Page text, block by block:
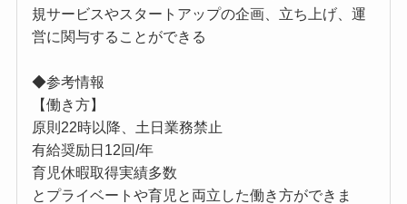
規サービスやスタートアップの企画、立ち上げ、運
営に関与することができる
◆参考情報
【働き方】
原則22時以降、土日業務禁止
有給奨励日12回/年
育児休暇取得実績多数
とプライベートや育児と両立した働き方ができま